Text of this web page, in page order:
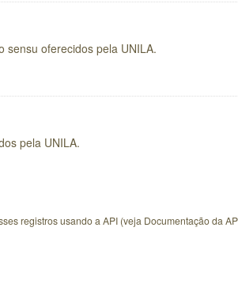
sensu oferecidos pela UNILA.
pela UNILA.
registros usando a API(veja Documentação da